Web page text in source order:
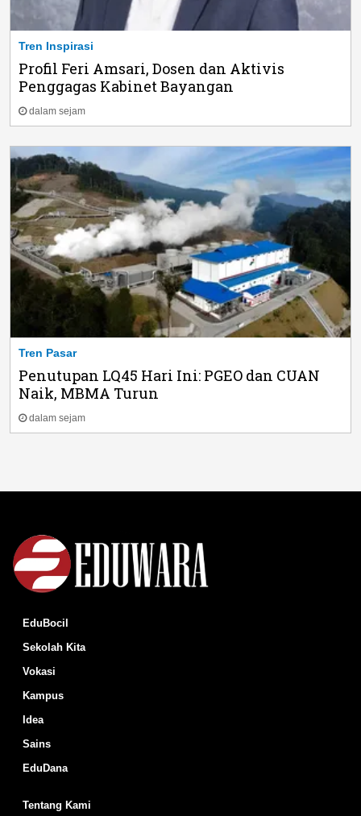
Tren Inspirasi
Profil Feri Amsari, Dosen dan Aktivis
Penggagas Kabinet Bayangan
dalam sejam
Tren Pasar
Penutupan LQ45 Hari Ini: PGEO dan CUAN
Naik, MBMA Turun
dalam sejam
EduBocil
Sekolah Kita
Vokasi
Kampus
Idea
Sains
EduDana
Tentang Kami